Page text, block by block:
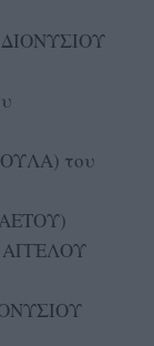
του